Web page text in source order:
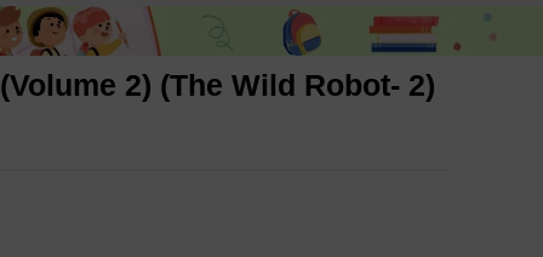
2) (The Wild Robot- 2)